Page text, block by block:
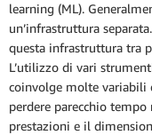
learning (ML).
un’infrastruttura
questa infrastruttura tra
L’utilizzo di vari
coinvolge molte variabili
perdere parecchio
prestazioni e il